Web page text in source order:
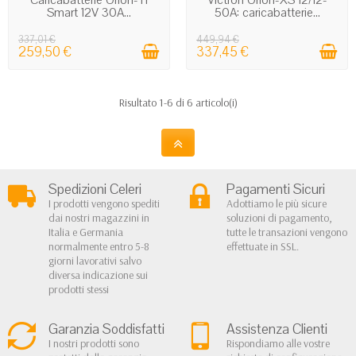
batteria nei caricabatterie Smart
Ricarica a tre fasi: bulk, absorption e float, con
tensione costante e corrente controllata.
Versioni isolate o non isolate: da preferire
quando l'impianto richiede separazione
Protezione da cortocircuito, sovraccarico e
inversione di polarità: aspetti centrali nelle
installazioni mobili.
Gestione delle tensioni DC più comuni: 12 V, 24
V e, in alcune configurazioni, 48 V.
Bluetooth integrato
da smartphone o tablet tramite app
Ingresso remoto on/off: utile per
l'integrazione con BMS, D+ motore o logiche di
Smart 12V 30A...
337,01 €
259,50 €
50A: caricabatterie...
449,94 €
337,45 €
Risultato 1-6 di 6 articolo(i)
Spedizioni Celeri
I prodotti vengono spediti
dai nostri magazzini in
Italia e Germania
normalmente entro 5-8
giorni lavorativi salvo
diversa indicazione sui
prodotti stessi
Pagamenti Sicuri
Adottiamo le più sicure
soluzioni di pagamento,
tutte le transazioni vengono
effettuate in SSL.
Garanzia Soddisfatti
I nostri prodotti sono
Assistenza Clienti
Rispondiamo alle vostre